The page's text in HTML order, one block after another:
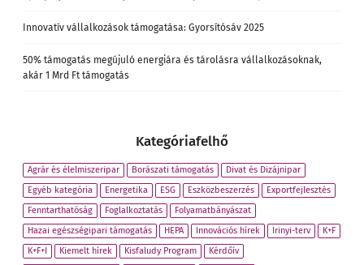
Innovatív vállalkozások támogatása: Gyorsítósáv 2025
50% támogatás megújuló energiára és tárolásra vállalkozásoknak,
akár 1 Mrd Ft támogatás
Kategóriafelhő
Agrár és élelmiszeripar Borászati támogatás
Divat és Dizájnipar
Egyéb kategória
Energetika ESG Eszközbeszerzés
Exportfejlesztés
Fenntarthatóság
Foglalkoztatás
Folyamatbányászat
Hazai egészségipari támogatás
HEPA Innovációs hírek Irinyi-terv
K+F
K+F+I
Kiemelt hírek Kisfaludy Program
Kérdőív